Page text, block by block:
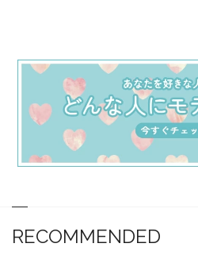
RECOMMENDED